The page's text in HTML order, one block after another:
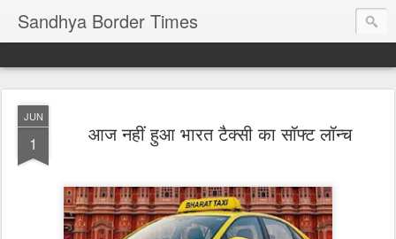
Sandhya Border Times
JUN
1 आज नहीं हुआ भारत टैक्सी का सॉफ्ट लॉन्च